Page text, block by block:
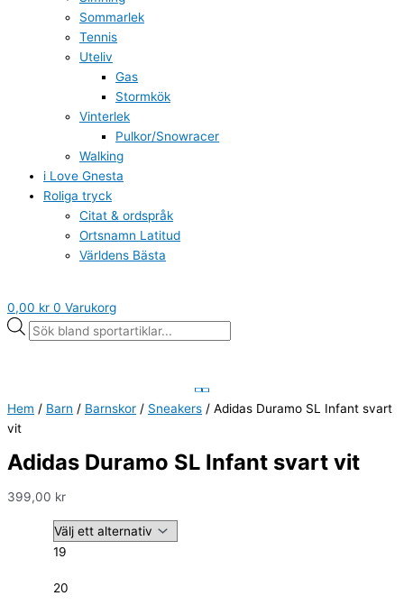
Sommarlek
Tennis
Uteliv
Gas
Stormkök
Vinterlek
Pulkor/Snowracer
Walking
i Love Gnesta
Roliga tryck
Citat & ordspråk
Ortsnamn Latitud
Världens Bästa
0,00 kr 0 Varukorg
Hem / Barn / Barnskor / Sneakers / Adidas Duramo SL Infant svart
vit
Adidas Duramo SL Infant svart vit
399,00 kr
19
20